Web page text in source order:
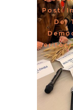
Posti
Del